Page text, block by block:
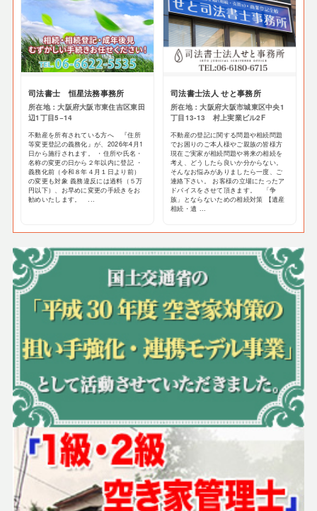
司法書士 恒星法務事務所
所在地：大阪府大阪市東住吉区東田
辺1丁目5−14
不動産を所有されている方へ 『住所
等変更登記の義務化』が、2026年4月1
日から施行されます。 ・住所や氏名・
名称の変更の日から２年以内に登記 ・
義務化前（令和８年４月１日より前）
の変更も対象 義務違反には過料（５万
円以下）、お早めに変更の手続きをお
勧めいたします。 ...
司法書士法人 せと事務所
所在地：大阪府大阪市城東区中央1
丁目13-13 村上実業ビル2F
不動産の登記に関する問題や相続問題
でお困りのご本人様やご親族の皆様方
現在ご実家が相続問題や将来の相続を
考え、どうしたら良いか分からない。
そんなお悩みがありましたら一度、ご
連絡下さい。 お客様の立場にたったア
ドバイスをさせて頂きます。 「争
族」とならないための相続対策 【遺産
相続・遺 ...